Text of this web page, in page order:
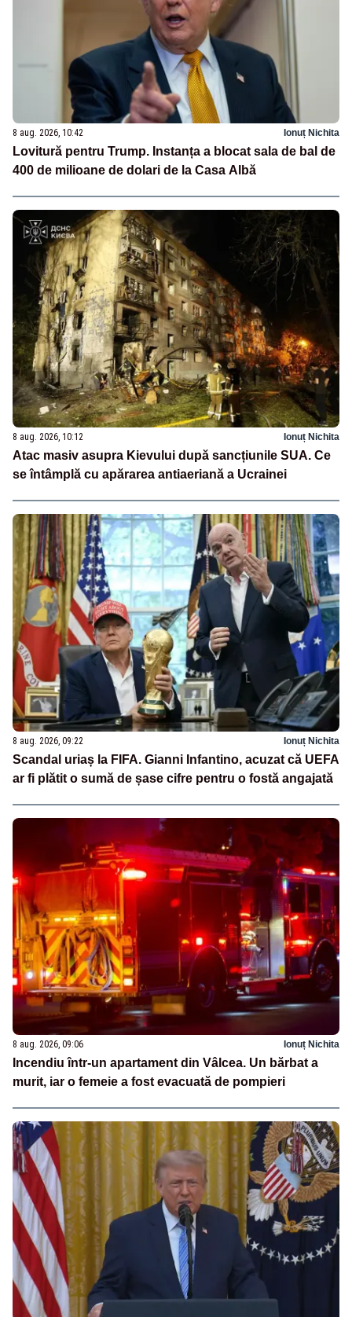
8 aug. 2026, 10:42 Ionuț Nichita
Lovitură pentru Trump. Instanța a blocat sala de bal de
400 de milioane de dolari de la Casa Albă
8 aug. 2026, 10:12 Ionuț Nichita
Atac masiv asupra Kievului după sancțiunile SUA. Ce
se întâmplă cu apărarea antiaeriană a Ucrainei
8 aug. 2026, 09:22 Ionuț Nichita
Scandal uriaș la FIFA. Gianni Infantino, acuzat că UEFA
ar fi plătit o sumă de șase cifre pentru o fostă angajată
8 aug. 2026, 09:06 Ionuț Nichita
Incendiu într-un apartament din Vâlcea. Un bărbat a
murit, iar o femeie a fost evacuată de pompieri